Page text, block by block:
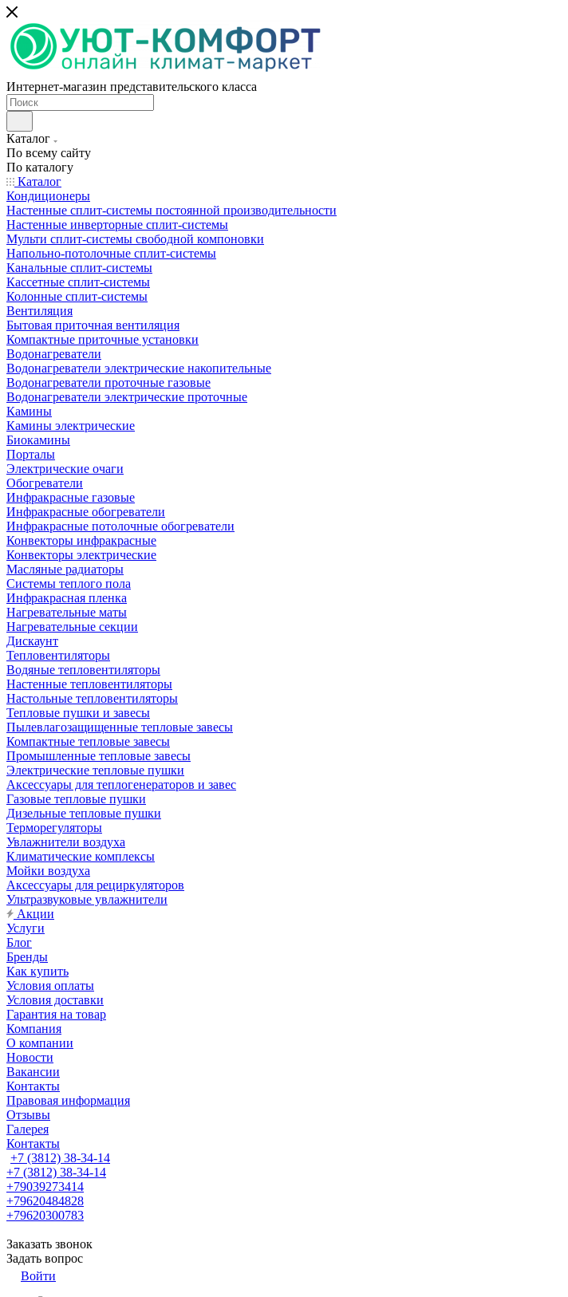
Интернет-магазин представительского класса
Каталог
По всему сайту
По каталогу
Каталог
Кондиционеры
Настенные сплит-системы постоянной производительности
Настенные инверторные сплит-системы
Мульти сплит-системы свободной компоновки
Напольно-потолочные сплит-системы
Канальные сплит-системы
Кассетные сплит-системы
Колонные сплит-системы
Вентиляция
Бытовая приточная вентиляция
Компактные приточные установки
Водонагреватели
Водонагреватели электрические накопительные
Водонагреватели проточные газовые
Водонагреватели электрические проточные
Камины
Камины электрические
Биокамины
Порталы
Электрические очаги
Обогреватели
Инфракрасные газовые
Инфракрасные обогреватели
Инфракрасные потолочные обогреватели
Конвекторы инфракрасные
Конвекторы электрические
Масляные радиаторы
Системы теплого пола
Инфракрасная пленка
Нагревательные маты
Нагревательные секции
Дискаунт
Тепловентиляторы
Водяные тепловентиляторы
Настенные тепловентиляторы
Настольные тепловентиляторы
Тепловые пушки и завесы
Пылевлагозащищенные тепловые завесы
Компактные тепловые завесы
Промышленные тепловые завесы
Электрические тепловые пушки
Аксессуары для теплогенераторов и завес
Газовые тепловые пушки
Дизельные тепловые пушки
Терморегуляторы
Увлажнители воздуха
Климатические комплексы
Мойки воздуха
Аксессуары для рециркуляторов
Ультразвуковые увлажнители
Акции
Услуги
Блог
Бренды
Как купить
Условия оплаты
Условия доставки
Гарантия на товар
Компания
О компании
Новости
Вакансии
Контакты
Правовая информация
Отзывы
Галерея
Контакты
+7 (3812) 38-34-14
+7 (3812) 38-34-14
+79039273414
+79620484828
+79620300783
Заказать звонок
Задать вопрос
Войти